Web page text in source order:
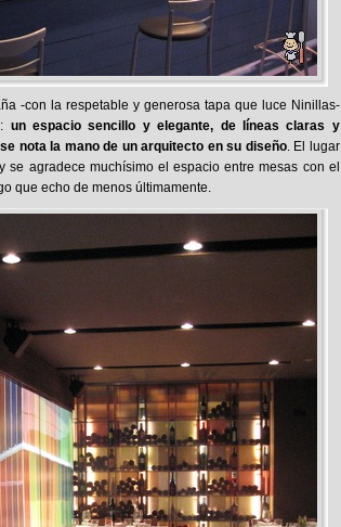
-con la respetable y generosa tapa que luce Ninillas-
un espacio sencillo y elegante, de líneas claras y
nota la mano de un arquitecto en su diseño. El lugar
se agradece muchísimo el espacio entre mesas con el
que echo de menos últimamente.